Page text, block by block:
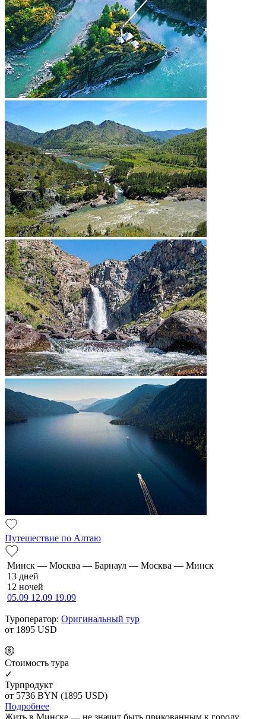
Путешествие по Алтаю
Минск — Москва — Барнаул — Москва — Минск
13 дней
12 ночей
05.09 12.09 19.09
Туроператор: Оригинальный тур
от 1895 USD
Cтоимость тура
✓
Турпродукт
от 5736 BYN (1895 USD)
Подробнее
Жить в Минске — не значит быть прикованным к городу.